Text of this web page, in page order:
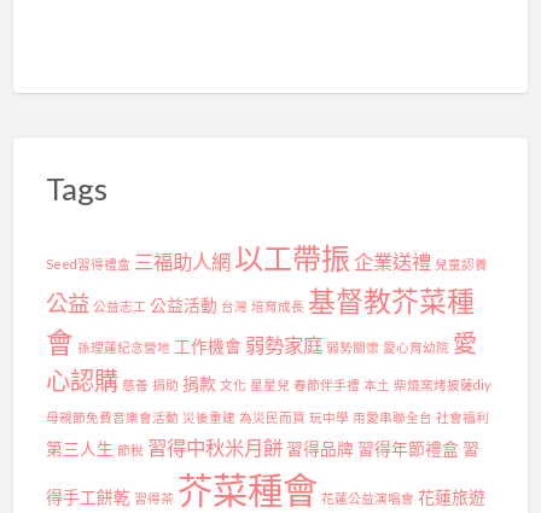
送
Tags
Seed習得禮盒 三福助人網 以工帶振 企業送禮 兒童認養
公益 公益志工 公益活動 台灣 培育成長 基督教芥菜種
會 孫理蓮紀念營地 工作機會 弱勢家庭 弱勢關懷 愛心育幼院 愛
心認購 慈善 捐助 捐款 文化 星星兒 春節伴手禮 本土 柴燒窯烤披薩diy
母親節免費音樂會活動 災後重建 為災民而買 玩中學 用愛串聯全台 社會福利
第三人生 節稅 習得中秋米月餅 習得品牌 習得年節禮盒 習
得手工餅乾 習得茶 芥菜種會 花蓮公益演唱會 花蓮旅遊